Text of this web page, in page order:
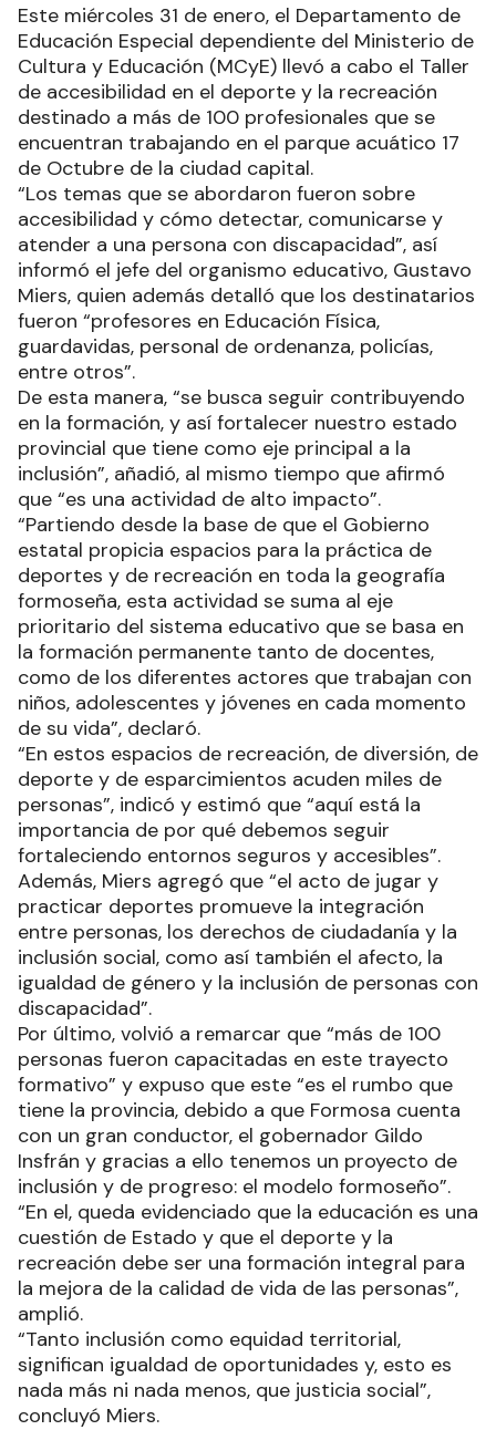
Este miércoles 31 de enero, el Departamento de
Educación Especial dependiente del Ministerio de
Cultura y Educación (MCyE) llevó a cabo el Taller
de accesibilidad en el deporte y la recreación
destinado a más de 100 profesionales que se
encuentran trabajando en el parque acuático 17
de Octubre de la ciudad capital.
“Los temas que se abordaron fueron sobre
accesibilidad y cómo detectar, comunicarse y
atender a una persona con discapacidad”, así
informó el jefe del organismo educativo, Gustavo
Miers, quien además detalló que los destinatarios
fueron “profesores en Educación Física,
guardavidas, personal de ordenanza, policías,
entre otros”.
De esta manera, “se busca seguir contribuyendo
en la formación, y así fortalecer nuestro estado
provincial que tiene como eje principal a la
inclusión”, añadió, al mismo tiempo que afirmó
que “es una actividad de alto impacto”.
“Partiendo desde la base de que el Gobierno
estatal propicia espacios para la práctica de
deportes y de recreación en toda la geografía
formoseña, esta actividad se suma al eje
prioritario del sistema educativo que se basa en
la formación permanente tanto de docentes,
como de los diferentes actores que trabajan con
niños, adolescentes y jóvenes en cada momento
de su vida”, declaró.
“En estos espacios de recreación, de diversión, de
deporte y de esparcimientos acuden miles de
personas”, indicó y estimó que “aquí está la
importancia de por qué debemos seguir
fortaleciendo entornos seguros y accesibles”.
Además, Miers agregó que “el acto de jugar y
practicar deportes promueve la integración
entre personas, los derechos de ciudadanía y la
inclusión social, como así también el afecto, la
igualdad de género y la inclusión de personas con
discapacidad”.
Por último, volvió a remarcar que “más de 100
personas fueron capacitadas en este trayecto
formativo” y expuso que este “es el rumbo que
tiene la provincia, debido a que Formosa cuenta
con un gran conductor, el gobernador Gildo
Insfrán y gracias a ello tenemos un proyecto de
inclusión y de progreso: el modelo formoseño”.
“En el, queda evidenciado que la educación es una
cuestión de Estado y que el deporte y la
recreación debe ser una formación integral para
la mejora de la calidad de vida de las personas”,
amplió.
“Tanto inclusión como equidad territorial,
significan igualdad de oportunidades y, esto es
nada más ni nada menos, que justicia social”,
concluyó Miers.